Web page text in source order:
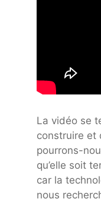
La vidéo se
construire et
pourrons-
qu’elle soit
car la
nous